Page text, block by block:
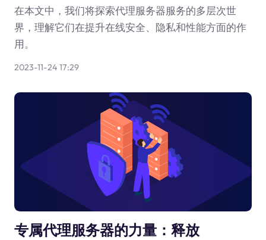
在本文中，我们将探索代理服务器服务的多层次世
界，理解它们在提升在线安全、隐私和性能方面的作
用。
2023-11-24 17:29
专属代理服务器的力量：释放